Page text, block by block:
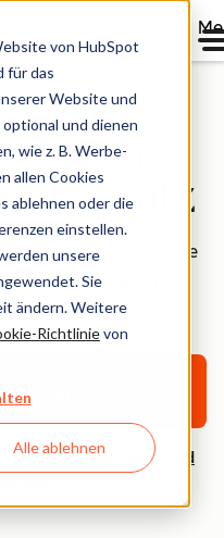
von HubSpot
für das
Website und
und dienen
wie z. B. Werbe-
allen Cookies
ablehnen oder die
einstellen.
unsere
Sie
ändern. Weitere
Richtlinievon
Alle ablehnen
Sie Ihr
Umsatz
Provision für jede
den Sie erfolgreich
kostenlos ein.
Partner
Weiter zum Dashboard